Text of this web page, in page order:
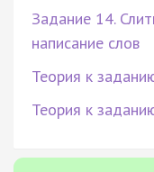
Задание 14.
написание слов
Теория к
Теория к